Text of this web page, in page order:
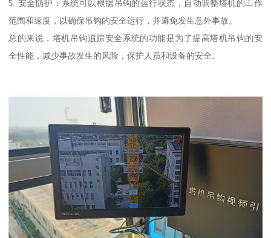
5. 安全防护：系统可以根据吊钩的运行状态，自动调整塔机的工作
范围和速度，以确保吊钩的安全运行，并避免发生意外事故。
总的来说，塔机吊钩追踪安全系统的功能是为了提高塔机吊钩的安
全性能，减少事故发生的风险，保护人员和设备的安全。